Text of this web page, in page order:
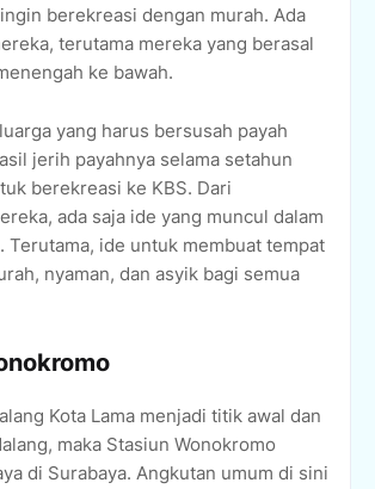
berekreasi dengan murah. Ada
terutama mereka yang berasal
ke bawah.
yang harus bersusah payah
jerih payahnya selama setahun
berekreasi ke KBS. Dari
ada saja ide yang muncul dalam
Terutama, ide untuk membuat tempat
nyaman, dan asyik bagi semua
Kota Lama menjadi titik awal dan
maka Stasiun Wonokromo
di Surabaya. Angkutan umum di sini